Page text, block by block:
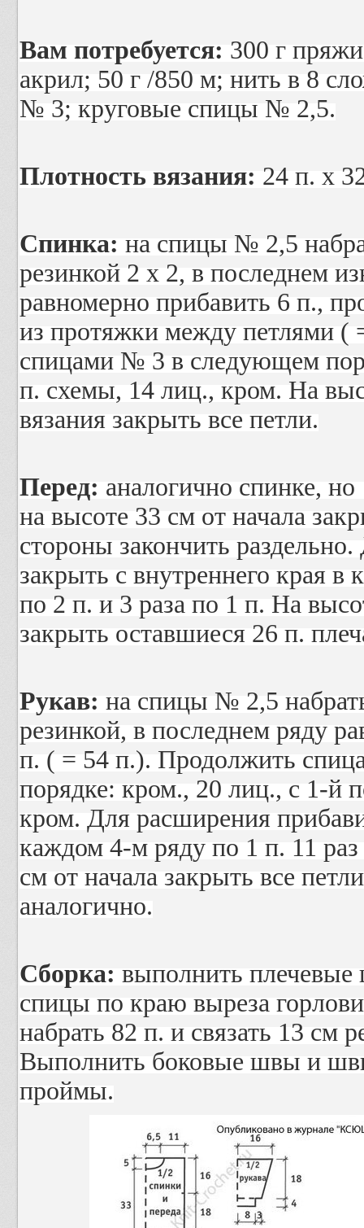
Вам потребуется: 300 г
акрил; 50 г /850 м; нить в 8
№ 3; круговые спицы № 2,5.
Плотность вязания: 24 п. х
Спинка: на спицы № 2,5
резинкой 2 х 2, в последнем
равномерно прибавить 6 п.,
из протяжки между петлями (
спицами № 3 в следующем
п. схемы, 14 лиц., кром. На
вязания закрыть все петли.
Перед: аналогично спинке,
на высоте 33 см от начала
стороны закончить
закрыть с внутреннего края в
по 2 п. и 3 раза по 1 п. На
закрыть оставшиеся 26 п.
Рукав: на спицы № 2,5
резинкой, в последнем ряду
п. ( = 54 п.). Продолжить
порядке: кром., 20 лиц., с 1-й
кром. Для расширения
каждом 4-м ряду по 1 п. 11
см от начала закрыть все
аналогично.
Сборка: выполнить
спицы по краю выреза
набрать 82 п. и связать 13 см
Выполнить боковые швы и
проймы.